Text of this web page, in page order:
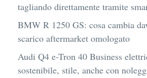
tagliando direttamente tramite
BMW R 1250 GS: cosa cambia
scarico aftermarket omologato
Audi Q4 e-Tron 40 Business
sostenibile, stile, anche con